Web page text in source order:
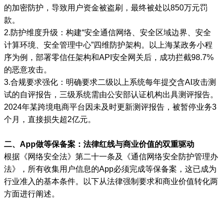
的加密防护，导致用户资金被盗刷，最终被处以850万元罚
款。
2.防护维度升级：构建“安全通信网络、安全区域边界、安全
计算环境、安全管理中心”四维防护架构。以上海某政务小程
序为例，部署零信任架构和API安全网关后，成功拦截98.7%
的恶意攻击。
3.合规要求强化：明确要求二级以上系统每年提交含AI攻击测
试的自评报告，三级系统需由公安部认证机构出具测评报告。
2024年某跨境电商平台因未及时更新测评报告，被暂停业务3
个月，直接损失超2亿元。
二、App做等保备案：法律红线与商业价值的双重驱动
根据《网络安全法》第二十一条及《通信网络安全防护管理办
法》，所有收集用户信息的App必须完成等保备案，这已成为
行业准入的基本条件。以下从法律强制要求和商业价值转化两
方面进行阐述。